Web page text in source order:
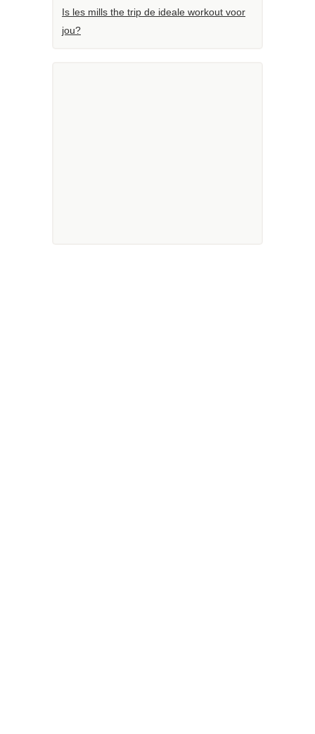
Is les mills the trip de ideale workout voor
jou?